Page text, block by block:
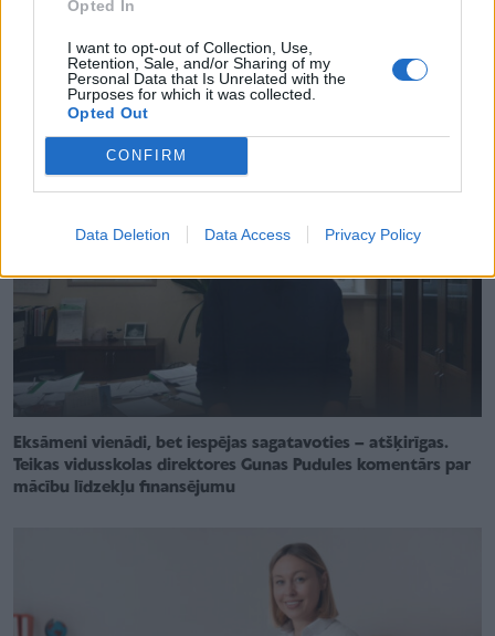
Opted In
I want to opt-out of Collection, Use,
Retention, Sale, and/or Sharing of my
Personal Data that Is Unrelated with the
Purposes for which it was collected.
Opted Out
CONFIRM
Data Deletion Data Access Privacy Policy
Būs jauni nosacījumi 9. klases atestāta saņemšanai. Vai ļaus
labot arī pārbaudes darbus?
Eksāmeni vienādi, bet iespējas sagatavoties – atšķirīgas.
Teikas vidusskolas direktores Gunas Pudules komentārs par
mācību līdzekļu finansējumu